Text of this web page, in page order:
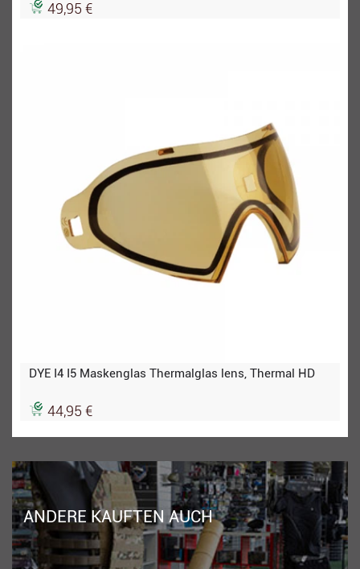
49,95 €
DYE I4 I5 Maskenglas Thermalglas lens, Thermal HD
44,95 €
ANDERE KAUFTEN AUCH